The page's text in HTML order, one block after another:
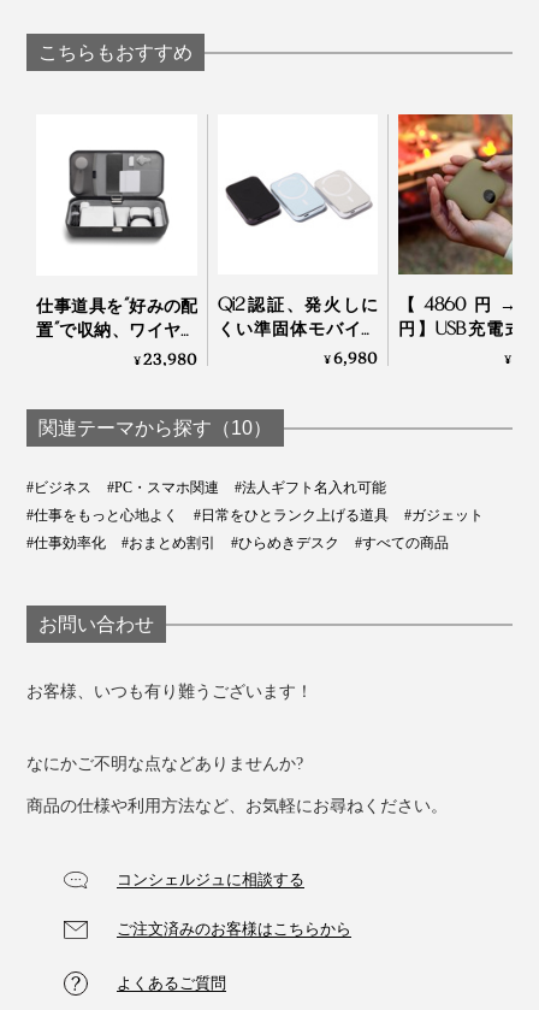
Ａ．MagSafe対応ケースであれば、問題なく使用可能で
す。MagSafe非対応ケースでも分厚いケース(約2mm以
上)や特殊な形状のケースなど一部を除いて使用可能で
Ａ．本製品は防水ではありません。
Ｑ5．変換アダプターは使用できますか？
Type-AやLightningをType-Cに変換するアダプター
を使用して、本製品をご使用いただくことは推奨してお
りません。使用できる可能性はありますが、保証対象外
ー」
こちらもおすすめ
仕事道具を“好みの配
置”で収納、ワイヤレ
ス充電台つきの「ガ
¥23,980
Qi2認証、発火しに
くい準固体モバイル
バッテリー
¥6,980
【4860円
円】USB充電式
ロ＆モバイルバ
ロ 9600mAh
¥
関連テーマから探す（10）
#ビジネス #PC・スマホ関連
#法人ギフト名入れ可能
#仕事をもっと心地よく
#日常をひとランク上げる道具
#ガジェット
#仕事効率化
#おまとめ割引 #ひらめきデスク #すべての商品
お問い合わせ
お客様、いつも有り難うございます！
なにかご不明な点などありませんか?
商品の仕様や利用方法など、お気軽にお尋ねください。
コンシェルジュに相談する
ご注文済みのお客様はこちらから
よくあるご質問